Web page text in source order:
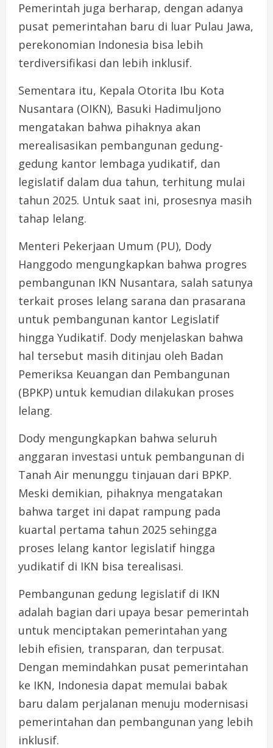
Pemerintah juga berharap, dengan adanya
pusat pemerintahan baru di luar Pulau Jawa,
perekonomian Indonesia bisa lebih
terdiversifikasi dan lebih inklusif.
Sementara itu, Kepala Otorita Ibu Kota
Nusantara (OIKN), Basuki Hadimuljono
mengatakan bahwa pihaknya akan
merealisasikan pembangunan gedung-
gedung kantor lembaga yudikatif, dan
legislatif dalam dua tahun, terhitung mulai
tahun 2025. Untuk saat ini, prosesnya masih
tahap lelang.
Menteri Pekerjaan Umum (PU), Dody
Hanggodo mengungkapkan bahwa progres
pembangunan IKN Nusantara, salah satunya
terkait proses lelang sarana dan prasarana
untuk pembangunan kantor Legislatif
hingga Yudikatif. Dody menjelaskan bahwa
hal tersebut masih ditinjau oleh Badan
Pemeriksa Keuangan dan Pembangunan
(BPKP) untuk kemudian dilakukan proses
lelang.
Dody mengungkapkan bahwa seluruh
anggaran investasi untuk pembangunan di
Tanah Air menunggu tinjauan dari BPKP.
Meski demikian, pihaknya mengatakan
bahwa target ini dapat rampung pada
kuartal pertama tahun 2025 sehingga
proses lelang kantor legislatif hingga
yudikatif di IKN bisa terealisasi.
Pembangunan gedung legislatif di IKN
adalah bagian dari upaya besar pemerintah
untuk menciptakan pemerintahan yang
lebih efisien, transparan, dan terpusat.
Dengan memindahkan pusat pemerintahan
ke IKN, Indonesia dapat memulai babak
baru dalam perjalanan menuju modernisasi
pemerintahan dan pembangunan yang lebih
inklusif.